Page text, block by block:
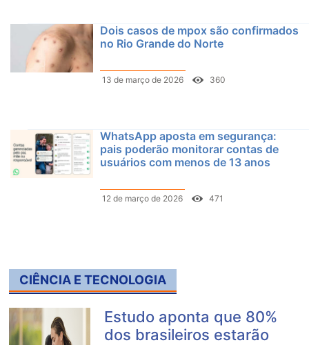
Dois casos de mpox são confirmados
no Rio Grande do Norte
13 de março de 2026 360
WhatsApp aposta em segurança:
pais poderão monitorar contas de
usuários com menos de 13 anos
12 de março de 2026 471
CIÊNCIA E TECNOLOGIA
Estudo aponta que 80%
dos brasileiros estarão